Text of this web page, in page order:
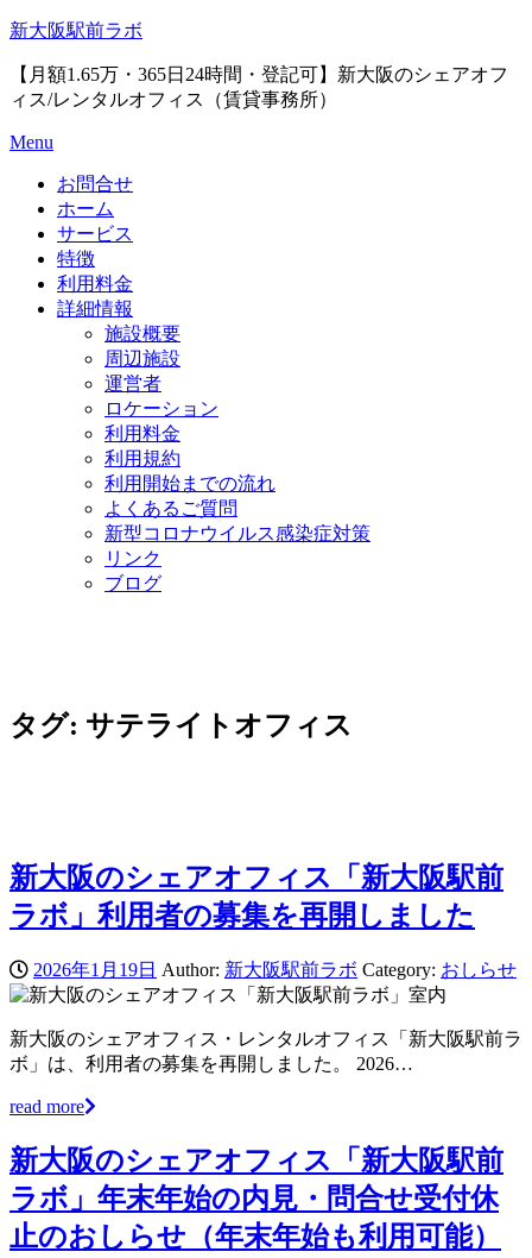
Skip
content
新大阪駅前ラボ
【月額1.65万・365日24時間・登記可】新大阪のシェアオフ
ィス/レンタルオフィス（賃貸事務所）
Menu
お問合せ
ホーム
サービス
特徴
利用料金
詳細情報
施設概要
周辺施設
運営者
ロケーション
利用料金
利用規約
利用開始までの流れ
よくあるご質問
新型コロナウイルス感染症対策
リンク
ブログ
タグ: サテライトオフィス
新大阪のシェアオフィス「新大阪駅前
ラボ」利用者の募集を再開しました
2026年1月19日 Author: 新大阪駅前ラボ Category: おしらせ
新大阪のシェアオフィス・レンタルオフィス「新大阪駅前ラ
ボ」は、利用者の募集を再開しました。 2026…
read more
新大阪のシェアオフィス「新大阪駅前
ラボ」年末年始の内見・問合せ受付休
止のおしらせ（年末年始も利用可能）